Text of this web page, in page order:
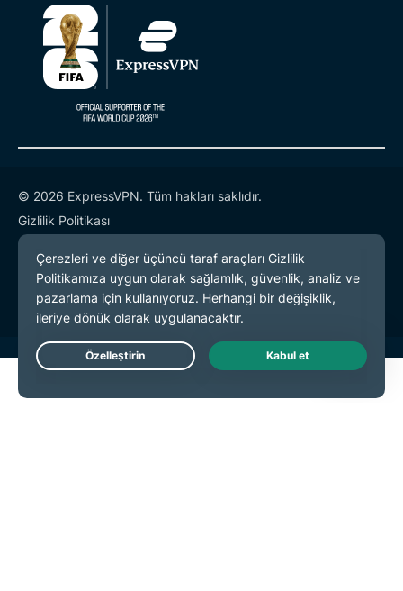
© 2026 ExpressVPN. Tüm hakları saklıdır.
Gizlilik Politikası
Hizmet Koşulları
Çerez Tercihleri
Live Chat